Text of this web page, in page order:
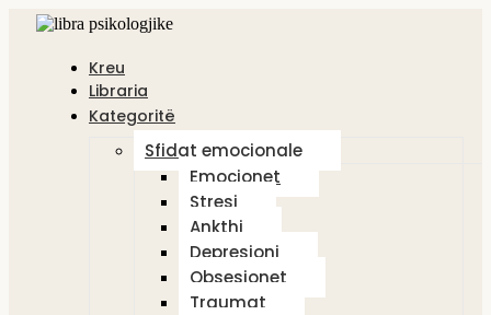
Kreu
Libraria
Kategoritë
Sfidat emocionale
Emocionet
Stresi
Ankthi
Depresioni
Obsesionet
Traumat